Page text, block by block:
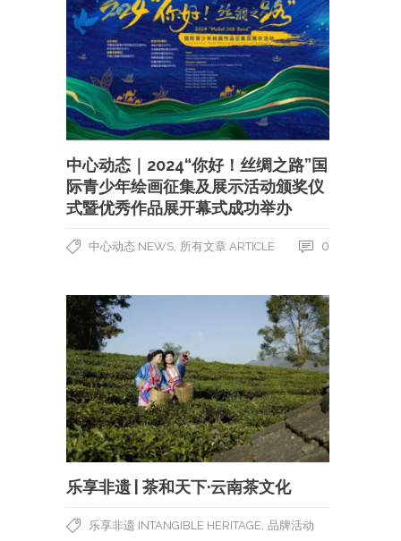
中心动态｜2024“你好！丝绸之路”国
际青少年绘画征集及展示活动颁奖仪
式暨优秀作品展开幕式成功举办
中心动态 NEWS 所有文章 ARTICLE 0
乐享非遗 | 茶和天下·云南茶文化
乐享非遗 INTANGIBLE HERITAGE 品牌活动